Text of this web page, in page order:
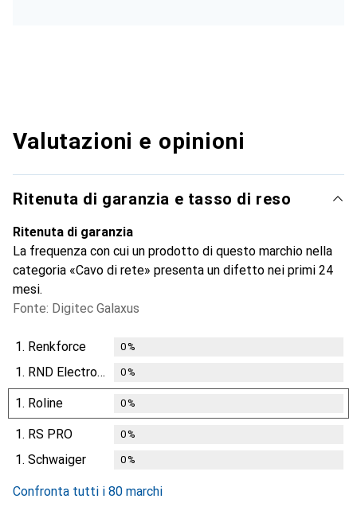
Valutazioni e opinioni
Ritenuta di garanzia e tasso di reso
Ritenuta di garanzia
La frequenza con cui un prodotto di questo marchio nella
categoria «Cavo di rete» presenta un difetto nei primi 24
mesi.
Fonte: Digitec Galaxus
1. Renkforce 0%
1. RND Electronics 0%
1. Roline 0%
1. RS PRO 0%
1. Schwaiger 0%
Confronta tutti i 80 marchi